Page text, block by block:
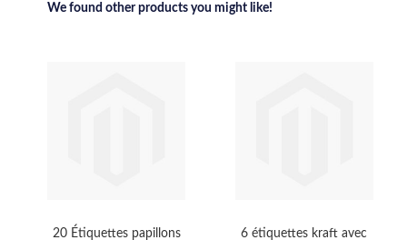
We found other products you might like!
20 Étiquettes papillons
6 étiquettes kraft avec